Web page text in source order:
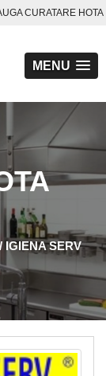
CURATARE HOTA
MENU
/ IGIENA SERV